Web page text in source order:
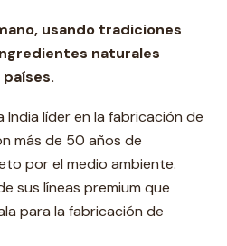
usando tradiciones
naturales
India líder en la fabricación de
más de 50 años de
por el medio ambiente.
sus líneas premium que
para la fabricación de